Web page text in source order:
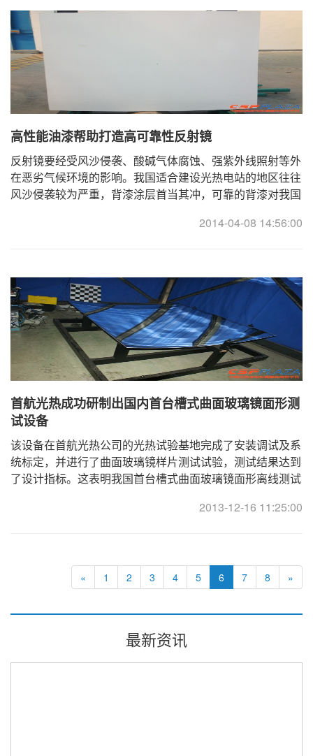
高性能油漆帮助打造高可靠性反射镜
反射镜要经受风沙侵袭、酸碱气体腐蚀、强紫外线照射等外
在恶劣气候环境的影响。我国适合建设光热电站的地区往往
风沙侵袭较为严重，背漆涂层首当其冲，可靠的背漆对我国
2014-04-08 14:56:00
首航光热成功研制出国内首台槽式曲面玻璃镜面形测
试设备
该设备在首航光热公司的光热试验基地完成了安装调试及系
统标定，并进行了曲面玻璃镜样片测试试验，测试结果达到
了设计指标。这表明我国首台槽式曲面玻璃镜面形离线测试
2013-12-16 11:25:00
« 1 2 3 4 5 6 7 8 »
最新资讯